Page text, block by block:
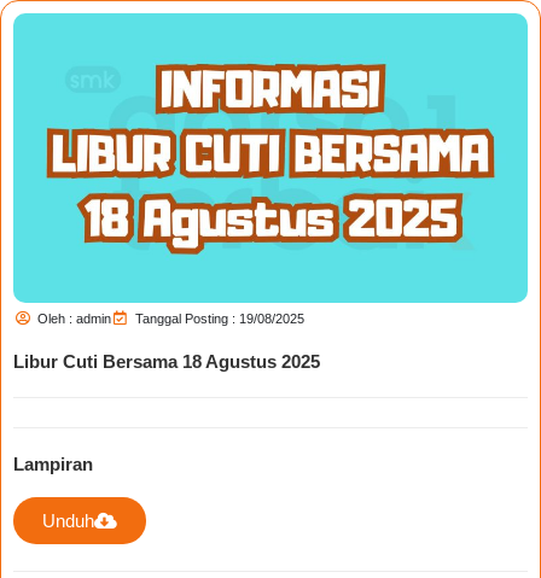
Oleh : admin Tanggal Posting : 19/08/2025
Libur Cuti Bersama 18 Agustus 2025
Lampiran
Unduh